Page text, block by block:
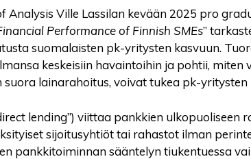
Analysis Ville Lassilan kevään 2025 pro
Performance of Finnish SMEs”
suomalaisten pk-yritysten kasvuun.
keskeisiin havaintoihin ja pohtii, miten
lainarahoitus, voivat tukea pk-yritysten
lending”) viittaa pankkien ulkopuoliseen
sijoitusyhtiöt tai rahastot ilman
pankkitoiminnan sääntelyn tiukentuessa